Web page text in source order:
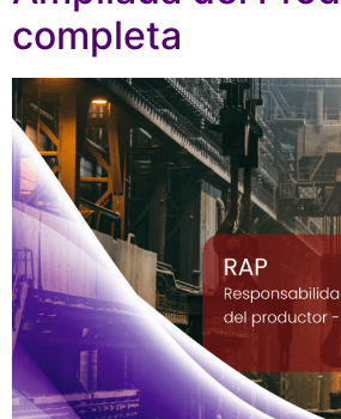
completa